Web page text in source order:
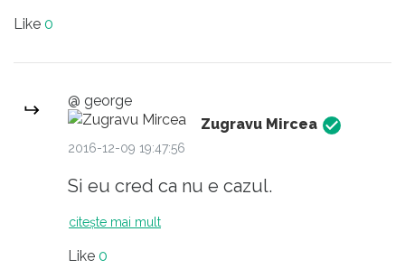
manifesta respectul fata de interlocutor si
fata de spectatori.
Pentru ca nu ati reusit sa intelegeti
diferenta, nu e nevoie sa-mi raspundeti.Deci
despre respectul reciproc.Va salut, cu stima.
Like 0
@ george
Zugravu Mircea
2016-12-09 19:47:56
Si eu cred ca nu e cazul.
citește mai mult
Like 0